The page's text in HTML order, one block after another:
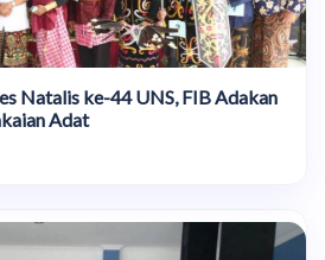
Natalis ke-44 UNS, FIB Adakan
Adat